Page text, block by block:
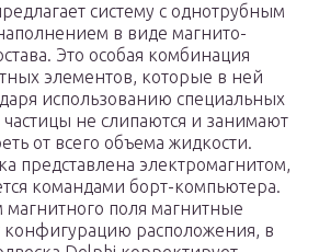
систему с однотрубным
в виде магнито-
Это особая комбинация
элементов, которые в ней
использованию специальных
не слипаются и занимают
от всего объема жидкости.
представлена электромагнитом,
командами борт-компьютера.
магнитного поля магнитные
расположения, в